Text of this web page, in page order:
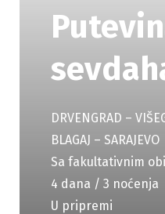
DRVENGRAD –
BLAGAJ – SARAJEVO
Sa fakultativnim
4 dana / 3 noćenja
U pripremi